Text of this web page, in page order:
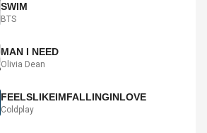
SWIM
BTS
MAN I NEED
Olivia Dean
FEELSLIKEIMFALLINGINLOVE
Coldplay